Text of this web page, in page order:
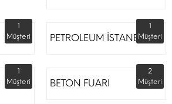
1
Müşteri
PETROLEUM İSTANBUL
1
Müşteri
1
Müşteri
BETON FUARI
2
Müşteri